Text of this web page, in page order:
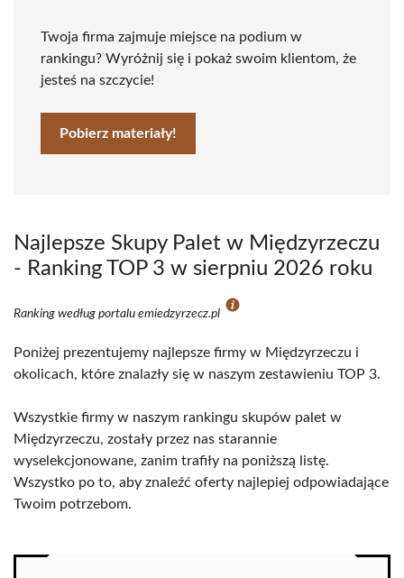
Twoja firma zajmuje miejsce na podium w
rankingu? Wyróżnij się i pokaż swoim klientom, że
jesteś na szczycie!
Pobierz materiały!
Najlepsze Skupy Palet w Międzyrzeczu
- Ranking TOP 3 w sierpniu 2026 roku
Ranking według portalu emiedzyrzecz.pl
Poniżej prezentujemy najlepsze firmy w Międzyrzeczu i
okolicach, które znalazły się w naszym zestawieniu TOP 3.
Wszystkie firmy w naszym rankingu skupów palet w
Międzyrzeczu, zostały przez nas starannie
wyselekcjonowane, zanim trafiły na poniższą listę.
Wszystko po to, aby znaleźć oferty najlepiej odpowiadające
Twoim potrzebom.